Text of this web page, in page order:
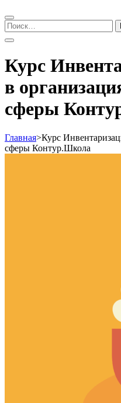
Найти:
Курс
в
сферы
Главная>Курс
сферы Контур.Школа